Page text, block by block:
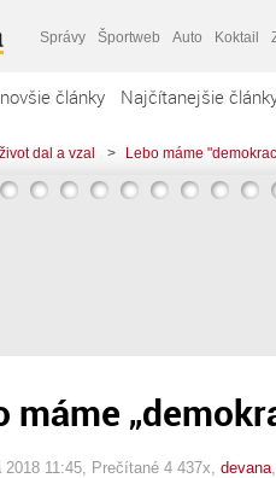
Správy Športweb Auto Koktail
články Najčítanejšie
dal a vzal > Lebo máme
máme
2018 11:45 , Prečítané 4 437x, devana